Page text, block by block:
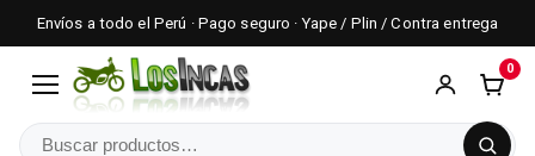
Envíos a todo el Perú · Pago seguro · Yape / Plin / Contra entrega
Menú
Buscar
0